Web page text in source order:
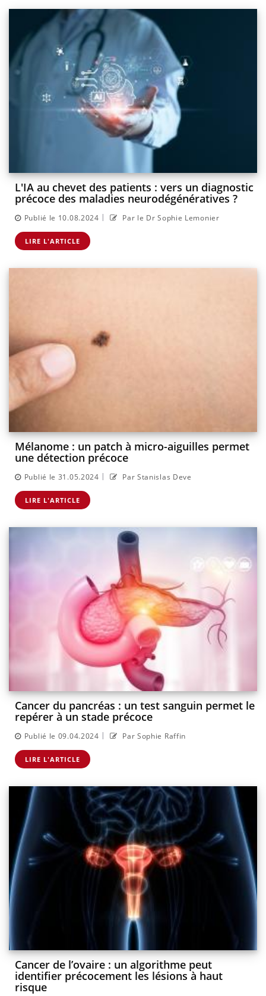
L'IA au chevet des patients : vers un diagnostic
précoce des maladies neurodégénératives ?
Publié le 10.08.2024 | Par le Dr Sophie Lemonier
LIRE L'ARTICLE
Mélanome : un patch à micro-aiguilles permet
une détection précoce
Publié le 31.05.2024 | Par Stanislas Deve
LIRE L'ARTICLE
Cancer du pancréas : un test sanguin permet le
repérer à un stade précoce
Publié le 09.04.2024 | Par Sophie Raffin
LIRE L'ARTICLE
Cancer de l’ovaire : un algorithme peut
identifier précocement les lésions à haut
risque